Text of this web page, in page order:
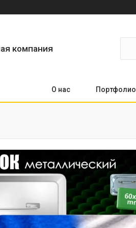
компания
О нас Портфолио